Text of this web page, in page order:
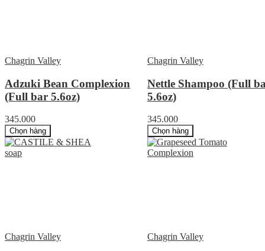
Chagrin Valley
Adzuki Bean Complexion
(Full bar 5.6oz)
345.000
Chọn hàng
Chagrin Valley
Nettle Shampoo (Full
5.6oz)
345.000
Chọn hàng
Chagrin Valley Chagrin Valley